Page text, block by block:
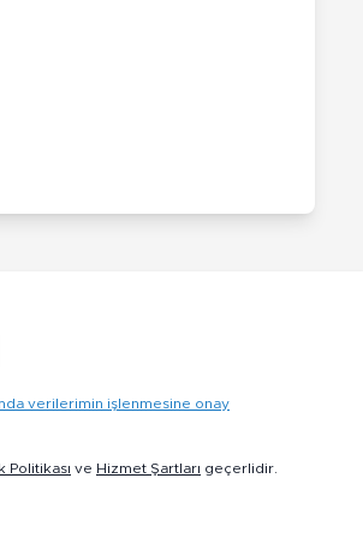
verilerimin işlenmesine onay
Politikası ve Hizmet Şartları geçerlidir.